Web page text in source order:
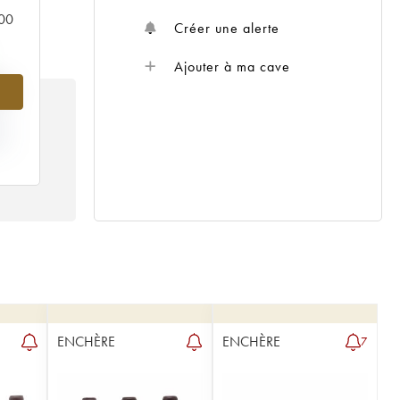
Créer une alerte
Ajouter à ma cave
ENCHÈRE ENCHÈRE 7